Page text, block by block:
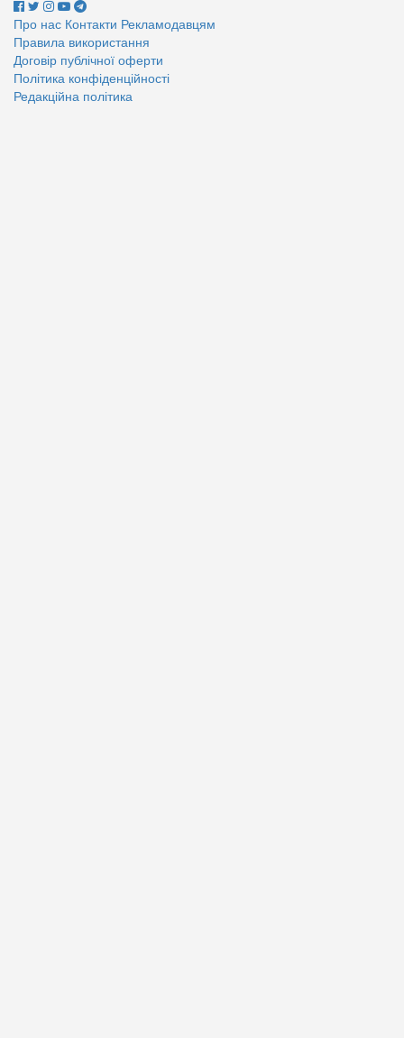
Про нас Контакти Рекламодавцям
Правила використання
Договір публічної оферти
Політика конфіденційності
Редакційна політика